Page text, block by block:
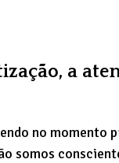
a
no momento
somos